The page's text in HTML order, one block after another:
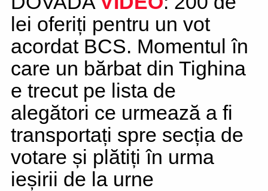
lei oferiți pentru un vot
acordat BCS. Momentul în
care un bărbat din Tighina
e trecut pe lista de
alegători ce urmează a fi
transportați spre secția de
votare și plătiți în urma
ieșirii de la urne